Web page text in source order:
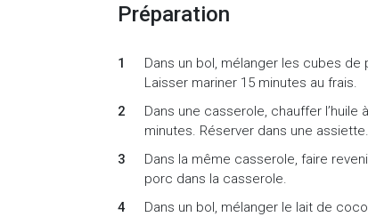
Préparation
Dans un bol, mélanger les cubes
Laisser mariner 15 minutes au frais.
Dans une casserole, chauffer
minutes. Réserver dans une assiette.
Dans la même casserole, faire
porc dans la casserole.
Dans un bol, mélanger le lait de